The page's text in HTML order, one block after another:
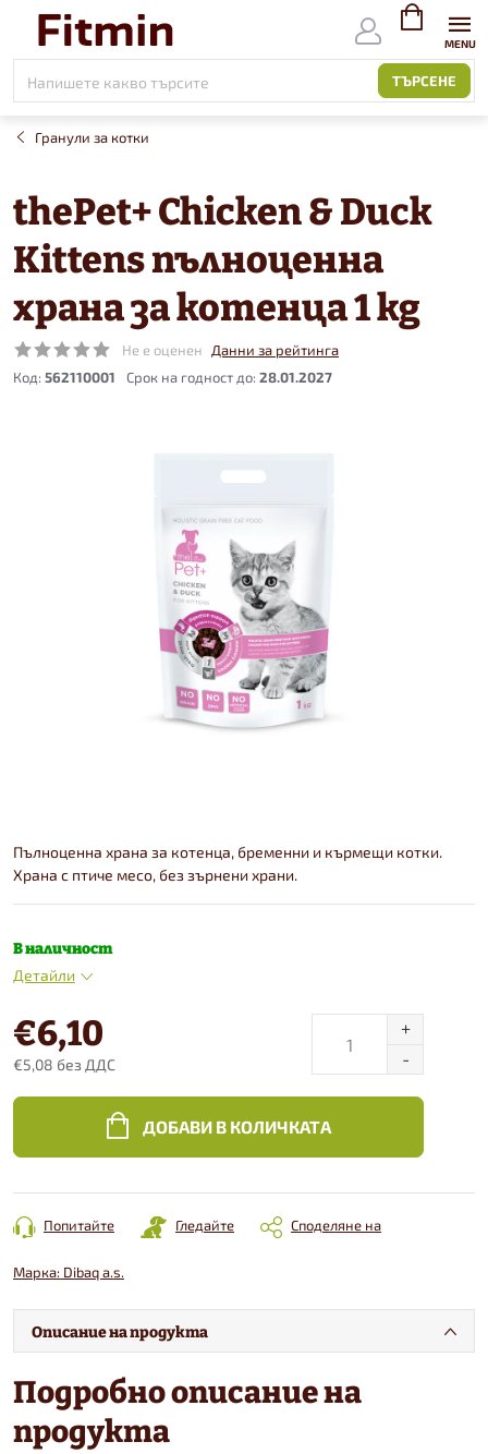
съдържанието
ТЪРСЕНЕ
ВИЖ
Гранули за котки
thePet+ Chicken & Duck
Kittens пълноценна
храна за котенца 1 kg
Не е оценен
Данни за рейтинга
Код: 562110001 28.01.2027
Пълноценна храна за котенца, бременни и кърмещи котки.
Храна с птиче месо, без зърнени храни.
В наличност
Детайли
€6,10
€5,08 без ДДС
цена:
ДОБАВИ В КОЛИЧКАТА
Попитайте Гледайте Споделяне на
Марка: Dibaq a.s.
Описание на продукта
Подробно описание на
продукта